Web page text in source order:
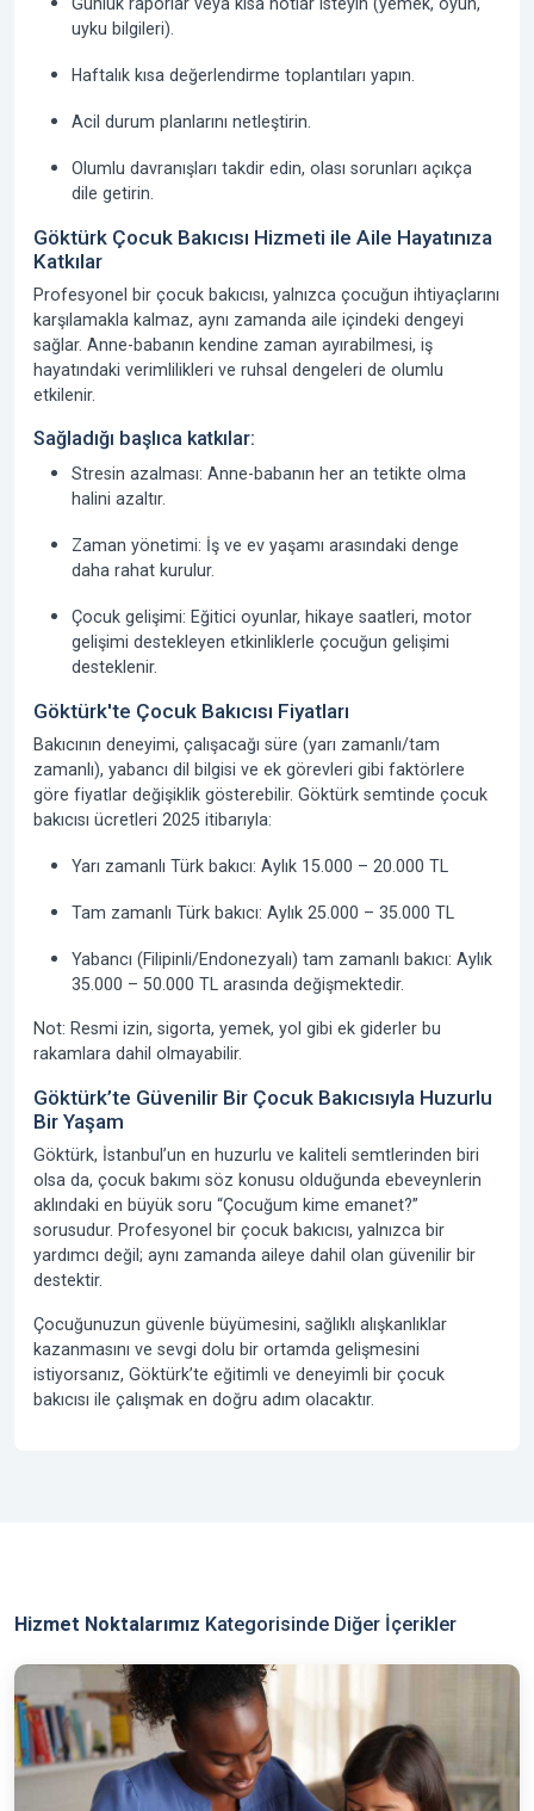
uyku bilgileri).
Haftalık kısa değerlendirme toplantıları yapın.
Acil durum planlarını netleştirin.
Olumlu davranışları takdir edin, olası sorunları açıkça
dile getirin.
Göktürk Çocuk Bakıcısı Hizmeti ile Aile Hayatınıza
Katkılar
Profesyonel bir çocuk bakıcısı, yalnızca çocuğun ihtiyaçlarını
karşılamakla kalmaz, aynı zamanda aile içindeki dengeyi
sağlar. Anne-babanın kendine zaman ayırabilmesi, iş
hayatındaki verimlilikleri ve ruhsal dengeleri de olumlu
etkilenir.
Sağladığı başlıca katkılar:
Stresin azalması: Anne-babanın her an tetikte olma
halini azaltır.
Zaman yönetimi: İş ve ev yaşamı arasındaki denge
daha rahat kurulur.
Çocuk gelişimi: Eğitici oyunlar, hikaye saatleri, motor
gelişimi destekleyen etkinliklerle çocuğun gelişimi
desteklenir.
Göktürk'te Çocuk Bakıcısı Fiyatları
Bakıcının deneyimi, çalışacağı süre (yarı zamanlı/tam
zamanlı), yabancı dil bilgisi ve ek görevleri gibi faktörlere
göre fiyatlar değişiklik gösterebilir. Göktürk semtinde çocuk
bakıcısı ücretleri 2025 itibarıyla:
Yarı zamanlı Türk bakıcı: Aylık 15.000 – 20.000 TL
Tam zamanlı Türk bakıcı: Aylık 25.000 – 35.000 TL
Yabancı (Filipinli/Endonezyalı) tam zamanlı bakıcı: Aylık
35.000 – 50.000 TL arasında değişmektedir.
Not: Resmi izin, sigorta, yemek, yol gibi ek giderler bu
rakamlara dahil olmayabilir.
Göktürk’te Güvenilir Bir Çocuk Bakıcısıyla Huzurlu
Bir Yaşam
Göktürk, İstanbul’un en huzurlu ve kaliteli semtlerinden biri
olsa da, çocuk bakımı söz konusu olduğunda ebeveynlerin
aklındaki en büyük soru “Çocuğum kime emanet?”
sorusudur. Profesyonel bir çocuk bakıcısı, yalnızca bir
yardımcı değil; aynı zamanda aileye dahil olan güvenilir bir
destektir.
Çocuğunuzun güvenle büyümesini, sağlıklı alışkanlıklar
kazanmasını ve sevgi dolu bir ortamda gelişmesini
istiyorsanız, Göktürk’te eğitimli ve deneyimli bir çocuk
bakıcısı ile çalışmak en doğru adım olacaktır.
Hizmet Noktalarımız Kategorisinde Diğer İçerikler